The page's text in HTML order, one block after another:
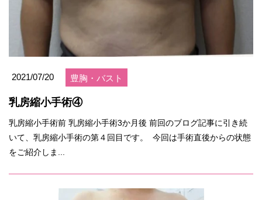
2021/07/20 豊胸・バスト
乳房縮小手術④
乳房縮小手術前 乳房縮小手術3か月後 前回のブログ記事に引き続
いて、乳房縮小手術の第４回目です。 今回は手術直後からの状態
をご紹介しま...